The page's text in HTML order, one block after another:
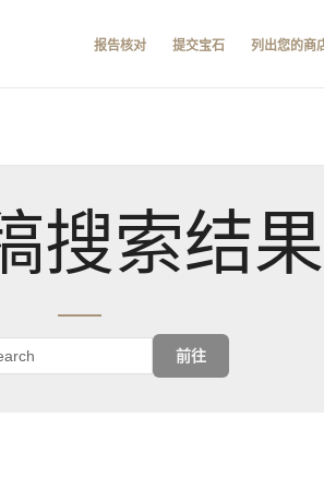
报告核对 提交宝石 列出您的商
搜索结果
前往